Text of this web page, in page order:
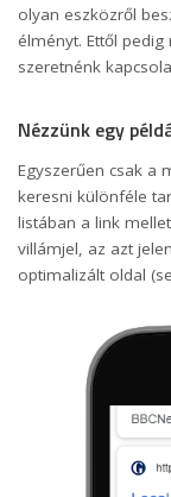
Titkos fegyver
olyan eszközről
élményt. Ettől
szeretnénk
Nézzünk egy
Egyszerűen csak a
keresni különféle
listában a link
villámjel, az azt
optimalizált oldal